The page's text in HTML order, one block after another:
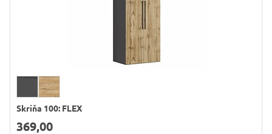
Skriňa 100: FLEX
369,00